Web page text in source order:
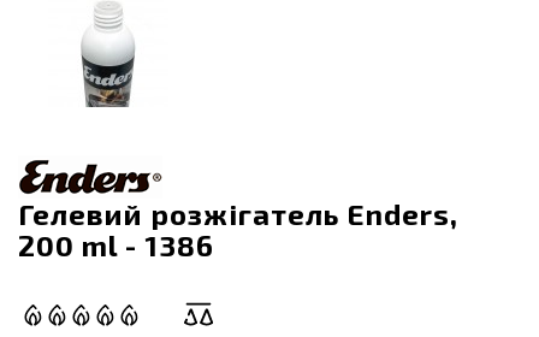
Гелевий розжігатель Enders,
200 ml - 1386